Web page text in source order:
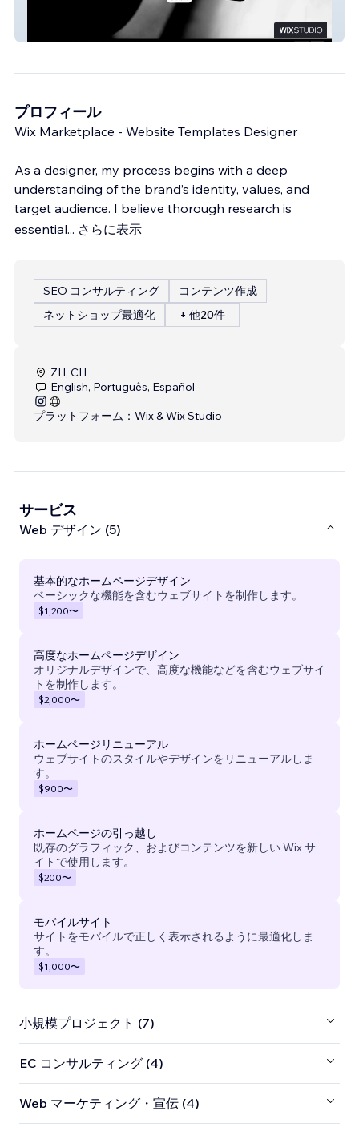
Ancor Precision CNC Machining
プロフィール
Wix Marketplace - Website Templates Designer
As a designer, my process begins with a deep
understanding of the brand’s identity, values, and
target audience. I believe thorough research is
essential... さらに表示
SEO コンサルティング
コンテンツ作成
ネットショップ最適化
+ 他20件
ZH, CH
English, Português, Español
プラットフォーム： Wix & Wix Studio
サービス
Web デザイン (5)
基本的なホームページデザイン
ベーシックな機能を含むウェブサイトを制作します。
$1,200〜
高度なホームページデザイン
オリジナルデザインで、高度な機能などを含むウェブサイ
トを制作します。
$2,000〜
ホームページリニューアル
ウェブサイトのスタイルやデザインをリニューアルしま
す。
$900〜
ホームページの引っ越し
既存のグラフィック、およびコンテンツを新しい Wix サ
イトで使用します。
$200〜
モバイルサイト
サイトをモバイルで正しく表示されるように最適化しま
す。
$1,000〜
小規模プロジェクト (7)
EC コンサルティング (4)
Web マーケティング・宣伝 (4)